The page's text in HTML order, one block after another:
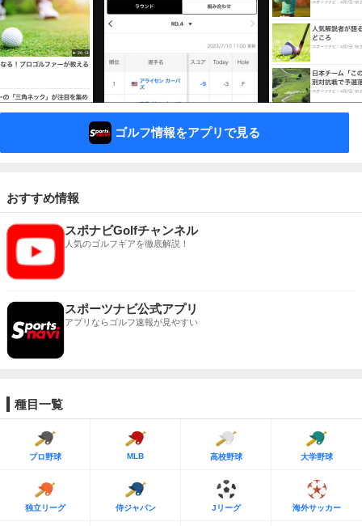
ゴルフ情報をアプリで見る
おすすめ情報
スポナビGolfチャンネル
人気のゴルフギアを徹底解説！
スポーツナビ公式アプリ
アプリならゴルフ速報が見やすい
種目一覧
プロ野球 MLB 高校野球 大学野球
独立リーグ 侍ジャパン Jリーグ 海外サッカー